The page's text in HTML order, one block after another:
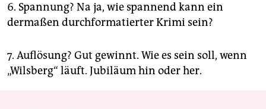
6. Spannung? Na ja, wie spannend kann ein
dermaßen durchformatierter Krimi sein?
7. Auflösung? Gut gewinnt. Wie es sein soll, wenn
„Wilsberg“ läuft. Jubiläum hin oder her.